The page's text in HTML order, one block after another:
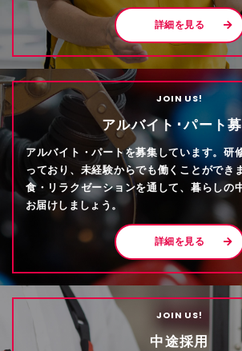
詳細を見る
JOIN US!
アルバイト･パート
アルバイト・パートを募集しています。研
っており、未経験からでも働くことができ
食・リラクゼーションを通して、暮らしの
お届けしましょう。
詳細を見る
JOIN US!
中途採用